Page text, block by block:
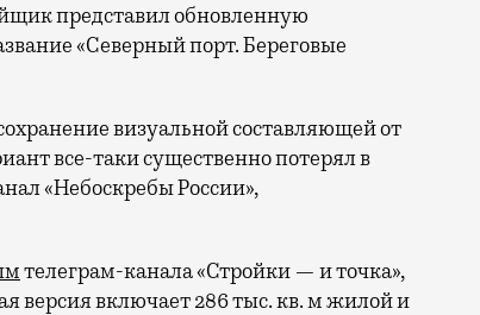
представил обновленную
«Северный порт. Береговые
визуальной составляющей от
все-таки существенно потерял в
«Небоскребы России»,
телеграм-канала «Стройки — и точка»,
версия включает 286 тыс. кв. м жилой и